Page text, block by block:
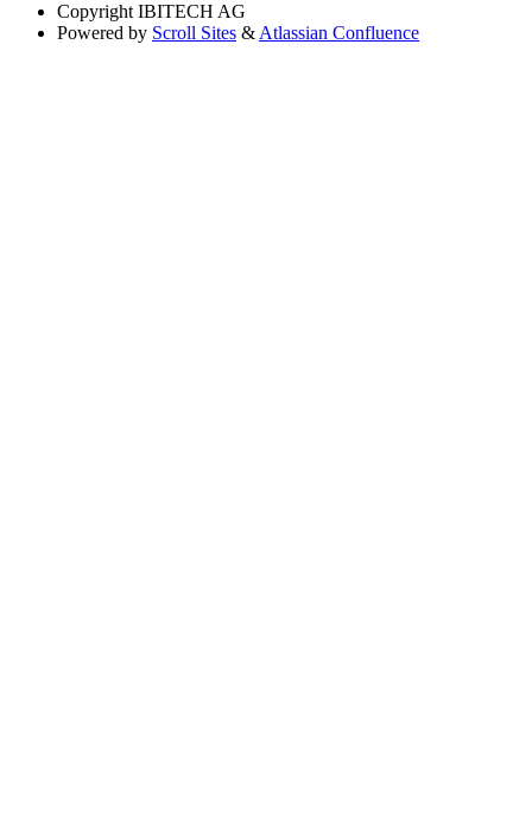
Copyright IBITECH AG
Powered by Scroll Sites & Atlassian Confluence